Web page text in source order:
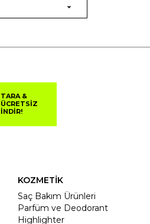
TARA &
ÜCRETSİZ
İNDİR!
KOZMETİK
Saç Bakım Ürünleri
Parfüm ve Deodorant
Highlighter